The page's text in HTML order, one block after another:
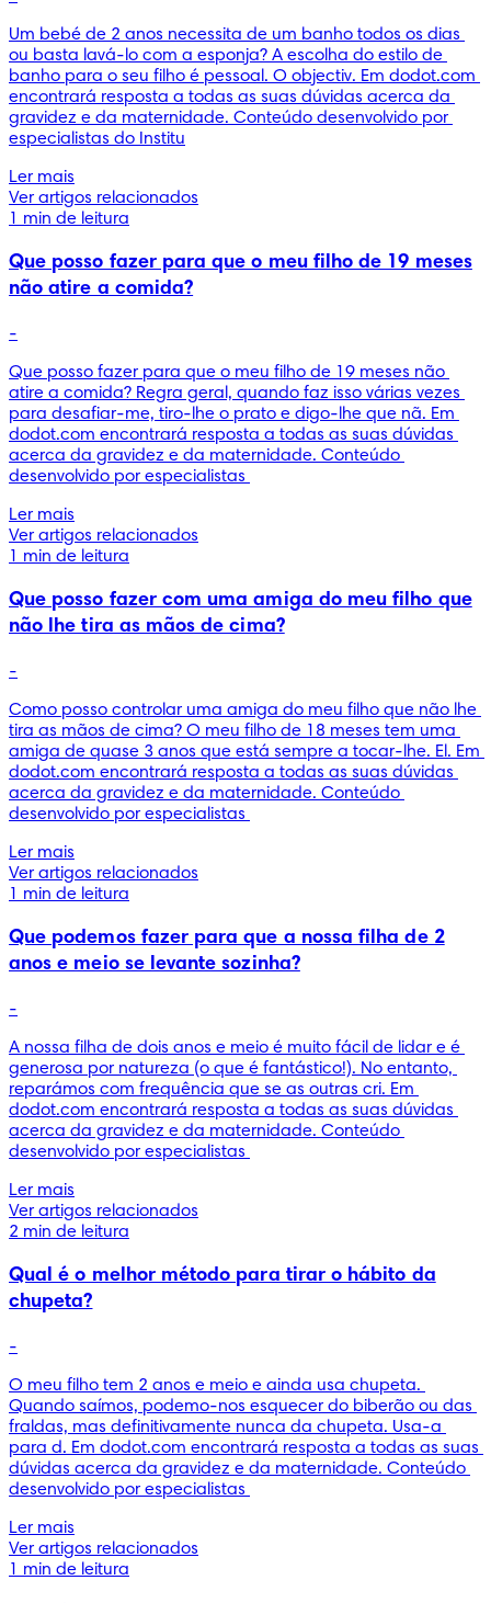
Um bebé de 2 anos necessita de um banho todos os dias
ou basta lavá-lo com a esponja? A escolha do estilo de
banho para o seu filho é pessoal. O objectiv. Em dodot.com
encontrará resposta a todas as suas dúvidas acerca da
gravidez e da maternidade. Conteúdo desenvolvido por
especialistas do Institu
Ler mais
Ver artigos relacionados
1 min de leitura
Que posso fazer para que o meu filho de 19 meses
não atire a comida?
-
Que posso fazer para que o meu filho de 19 meses não
atire a comida? Regra geral, quando faz isso várias vezes
para desafiar-me, tiro-lhe o prato e digo-lhe que nã. Em
dodot.com encontrará resposta a todas as suas dúvidas
acerca da gravidez e da maternidade. Conteúdo
desenvolvido por especialistas
Ler mais
Ver artigos relacionados
1 min de leitura
Que posso fazer com uma amiga do meu filho que
não lhe tira as mãos de cima?
-
Como posso controlar uma amiga do meu filho que não lhe
tira as mãos de cima? O meu filho de 18 meses tem uma
amiga de quase 3 anos que está sempre a tocar-lhe. El. Em
dodot.com encontrará resposta a todas as suas dúvidas
acerca da gravidez e da maternidade. Conteúdo
desenvolvido por especialistas
Ler mais
Ver artigos relacionados
1 min de leitura
Que podemos fazer para que a nossa filha de 2
anos e meio se levante sozinha?
-
A nossa filha de dois anos e meio é muito fácil de lidar e é
generosa por natureza (o que é fantástico!). No entanto,
reparámos com frequência que se as outras cri. Em
dodot.com encontrará resposta a todas as suas dúvidas
acerca da gravidez e da maternidade. Conteúdo
desenvolvido por especialistas
Ler mais
Ver artigos relacionados
2 min de leitura
Qual é o melhor método para tirar o hábito da
chupeta?
-
O meu filho tem 2 anos e meio e ainda usa chupeta.
Quando saímos, podemo-nos esquecer do biberão ou das
fraldas, mas definitivamente nunca da chupeta. Usa-a
para d. Em dodot.com encontrará resposta a todas as suas
dúvidas acerca da gravidez e da maternidade. Conteúdo
desenvolvido por especialistas
Ler mais
Ver artigos relacionados
1 min de leitura